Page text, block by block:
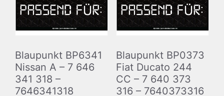
Blaupunkt BP6341
Nissan A – 7 646
341 318 –
7646341318
Blaupunkt BP0373
Fiat Ducato 244
CC – 7 640 373
316 – 7640373316